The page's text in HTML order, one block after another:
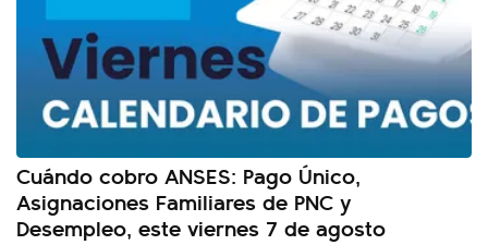
Cuándo cobro ANSES: Pago Único,
Asignaciones Familiares de PNC y
Desempleo, este viernes 7 de agosto